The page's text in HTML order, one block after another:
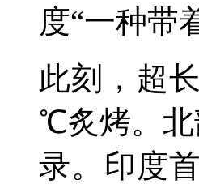
度“一种带
此刻，超
℃炙烤。北
录。印度